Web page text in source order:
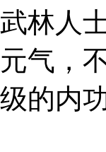
武林人
元气，
级的内